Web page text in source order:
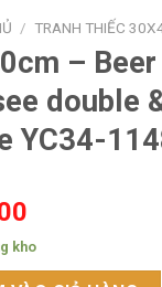
/ TRANH THIẾC
–
double
YC34-
kho